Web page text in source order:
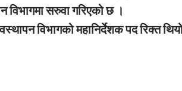
विभागमा सरुवा गरिएको छ ।
विभागको महानिर्देशक पद रिक्त